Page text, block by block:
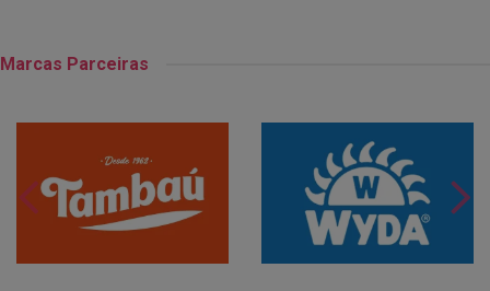
Marcas Parceiras